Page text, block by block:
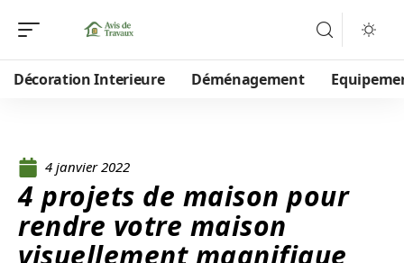
Décoration Interieure Déménagement
4 janvier 2022
4 projets de maison pour
rendre votre maison
visuellement magnifique